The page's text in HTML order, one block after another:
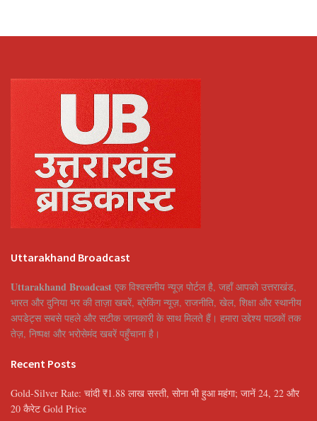
Uttarakhand Broadcast
Uttarakhand Broadcast एक विश्वसनीय न्यूज़ पोर्टल है, जहाँ आपको उत्तराखंड,
भारत और दुनिया भर की ताज़ा खबरें, ब्रेकिंग न्यूज़, राजनीति, खेल, शिक्षा और स्थानीय
अपडेट्स सबसे पहले और सटीक जानकारी के साथ मिलते हैं। हमारा उद्देश्य पाठकों तक
तेज़, निष्पक्ष और भरोसेमंद खबरें पहुँचाना है।
Recent Posts
Gold-Silver Rate: चांदी ₹1.88 लाख सस्ती, सोना भी हुआ महंगा; जानें 24, 22 और
20 कैरेट Gold Price